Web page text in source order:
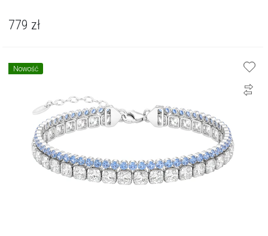
779 zł
Nowość